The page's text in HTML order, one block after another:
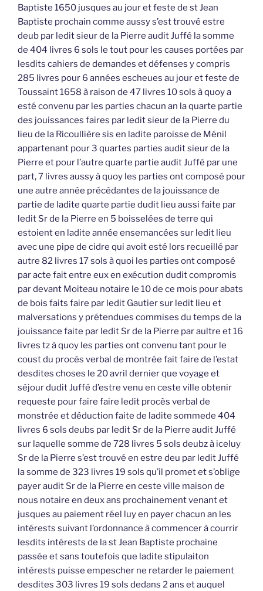
Baptiste 1650 jusques au jour et feste de st Jean
Baptiste prochain comme aussy s’est trouvé estre
deub par ledit sieur de la Pierre audit Juffé la somme
de 404 livres 6 sols le tout pour les causes portées par
lesdits cahiers de demandes et défenses y compris
285 livres pour 6 années escheues au jour et feste de
Toussaint 1658 à raison de 47 livres 10 sols à quoy a
esté convenu par les parties chacun an la quarte partie
des jouissances faires par ledit sieur de la Pierre du
lieu de la Ricoullière sis en ladite paroisse de Ménil
appartenant pour 3 quartes parties audit sieur de la
Pierre et pour l’autre quarte partie audit Juffé par une
part, 7 livres aussy à quoy les parties ont composé pour
une autre année précédantes de la jouissance de
partie de ladite quarte partie dudit lieu aussi faite par
ledit Sr de la Pierre en 5 boisselées de terre qui
estoient en ladite année ensemancées sur ledit lieu
avec une pipe de cidre qui avoit esté lors recueillé par
autre 82 livres 17 sols à quoi les parties ont composé
par acte fait entre eux en exécution dudit compromis
par devant Moiteau notaire le 10 de ce mois pour abats
de bois faits faire par ledit Gautier sur ledit lieu et
malversations y prétendues commises du temps de la
jouissance faite par ledit Sr de la Pierre par aultre et 16
livres tz à quoy les parties ont convenu tant pour le
coust du procès verbal de montrée fait faire de l’estat
desdites choses le 20 avril dernier que voyage et
séjour dudit Juffé d’estre venu en ceste ville obtenir
requeste pour faire faire ledit procès verbal de
monstrée et déduction faite de ladite sommede 404
livres 6 sols deubs par ledit Sr de la Pierre audit Juffé
sur laquelle somme de 728 livres 5 sols deubz à iceluy
Sr de la Pierre s’est trouvé en estre deu par ledit Juffé
la somme de 323 livres 19 sols qu’il promet et s’oblige
payer audit Sr de la Pierre en ceste ville maison de
nous notaire en deux ans prochainement venant et
jusques au paiement réel luy en payer chacun an les
intérests suivant l’ordonnance à commencer à courrir
lesdits intérests de la st Jean Baptiste prochaine
passée et sans toutefois que ladite stipulaiton
intérests puisse empescher ne retarder le paiement
desdites 303 livres 19 sols dedans 2 ans et auquel